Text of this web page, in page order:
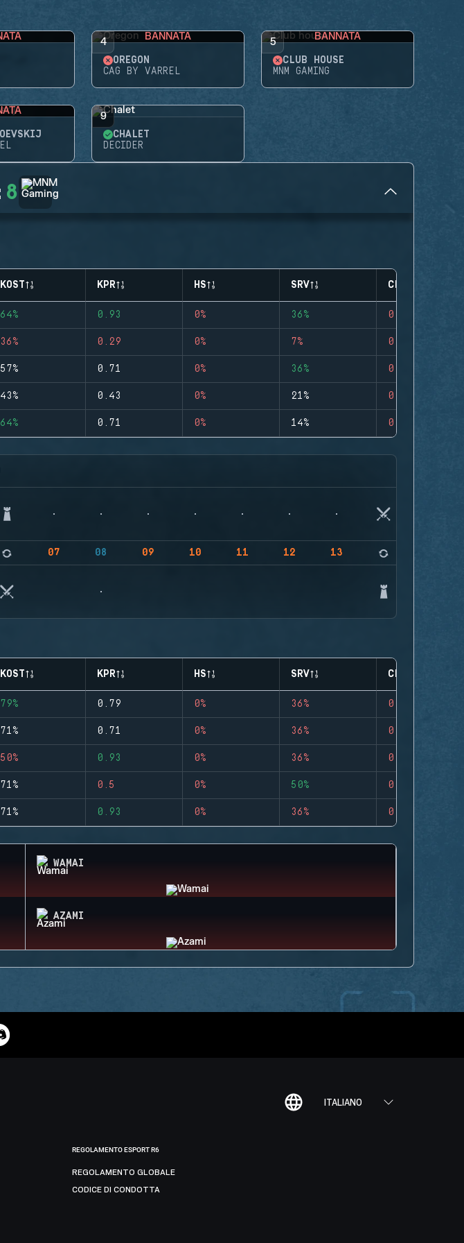
4 BANNATA
OREGON
CAG BY VARREL
5 BANNATA
CLUB HOUSE
MNM GAMING
9
CHALET
DECIDER
8
KOST KPR HS SRV CLUTCHES
64% 0.93 0% 36% 0
36% 0.29 0% 7% 0
57% 0.71 0% 36% 0
43% 0.43 0% 21% 0
64% 0.71 0% 14% 0
07 08 09 10 11 12 13
KOST KPR HS SRV CLUTCHES
79% 0.79 0% 36% 0
71% 0.71 0% 36% 0
50% 0.93 0% 36% 0
71% 0.5 0% 50% 0
71% 0.93 0% 36% 0
WAMAI
AZAMI
ITALIANO
REGOLAMENTO ESPORT R6
REGOLAMENTO GLOBALE
CODICE DI CONDOTTA